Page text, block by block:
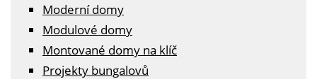
Moderní domy
Modulové domy
Montované domy na klíč
Projekty bungalovů